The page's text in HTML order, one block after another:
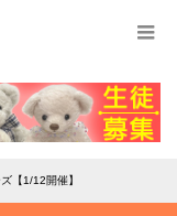
【1/12開催】